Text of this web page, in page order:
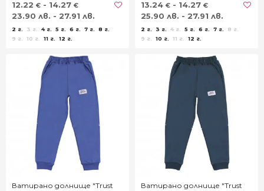
12.22 € - 14.27 €
23.90 лв. - 27.91 лв.
2 г. 3 г. 4 г. 5 г. 6 г. 7 г.
8 г.
9 г.
10 г. 11 г. 12 г.
13.24 € - 14.27 €
25.90 лв. - 27.91 лв.
2 г. 3 г. 4 г. 5 г. 6 г. 7 г.
8 г.
9 г.
10 г. 11 г. 12 г.
Ватирано долнище "Trust
Ватирано долнище "Trust